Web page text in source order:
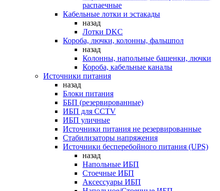
распаечные
Кабельные лотки и эстакады
назад
Лотки DKC
Короба, лючки, колонны, фальшпол
назад
Колонны, напольные башенки, лючки
Короба, кабельные каналы
Источники питания
назад
Блоки питания
ББП (резервированные)
ИБП для CCTV
ИБП уличные
Источники питания не резервированные
Стабилизаторы напряжения
Источники бесперебойного питания (UPS)
назад
Напольные ИБП
Стоечные ИБП
Аксессуары ИБП